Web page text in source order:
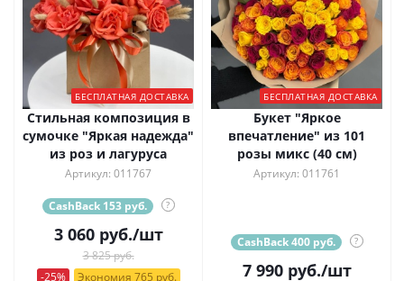
БЕСПЛАТНАЯ ДОСТАВКА
Стильная композиция в
сумочке "Яркая надежда"
из роз и лагуруса
Артикул: 011767
CashBack 153 руб. ?
3 060руб./шт
3 825 руб.
-25%
Экономия 765 руб.
БЕСПЛАТНАЯ ДОСТАВКА
Букет "Яркое
впечатление" из 101
розы микс (40 см)
Артикул: 011761
CashBack 400 руб. ?
7 990руб./шт